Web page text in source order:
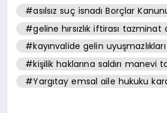
#asılsız suç isnadı Borçlar
#geline hırsızlık iftirası tazminat
#kayınvalide gelin
#kişilik haklarına saldırı manevi
#Yargıtay emsal aile hukuku